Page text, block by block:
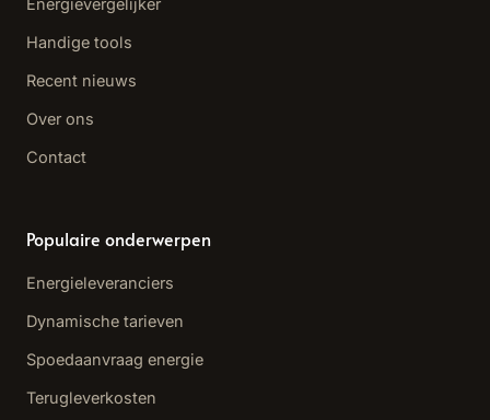
Energievergelijker
Handige tools
Recent nieuws
Over ons
Contact
Populaire onderwerpen
Energieleveranciers
Dynamische tarieven
Spoedaanvraag energie
Terugleverkosten